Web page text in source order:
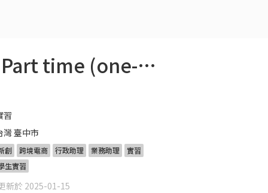
【Taichung】Amazon Project Assistant Intern - Part time (one-year)
習
灣 臺中市
創 跨境電商 行政助理 業務助理
實習
生實習
新於 2025-01-15